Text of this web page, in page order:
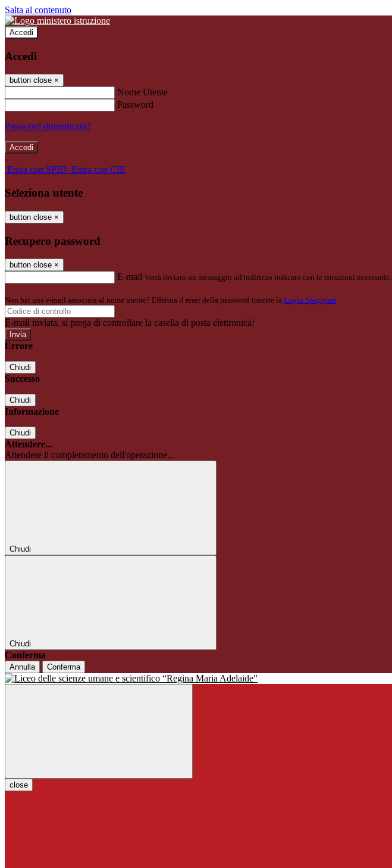
Salta al contenuto
Accedi
Accedi
button close ×
Nome Utente
Password
Password dimenticata?
-
Entra con SPID Entra con CIE
Seleziona utente
button close ×
Recupero password
button close ×
E-mail Verrà inviato un messaggio all'indirizzo indicato con le istruzioni necessarie.
Non hai una e-mail associata al nome utente? Effettua il reset della password tramite la Login Spaggiari
E-mail inviata, si prega di controllare la casella di posta elettronica!
Errore
Chiudi
Successo
Chiudi
Informazione
Chiudi
Attendere...
Attendere il completamento dell'operazione...
Chiudi
Chiudi
Conferma
Annulla Conferma
close